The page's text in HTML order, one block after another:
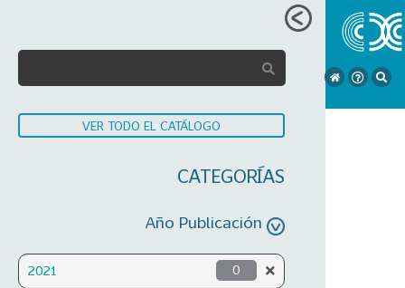
VER TODO EL CATÁLOGO
CATEGORÍAS
Año Publicación
2021 0